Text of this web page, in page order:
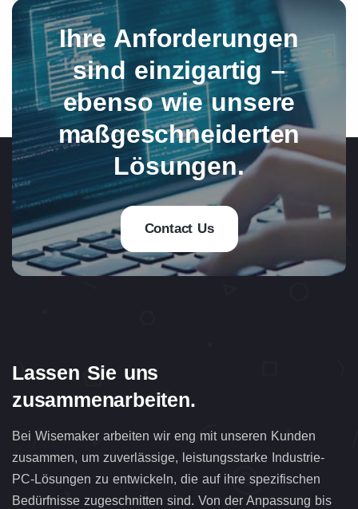
Ihre Anforderungen
sind einzigartig –
ebenso wie unsere
maßgeschneiderten
Lösungen.
Contact Us
Lassen Sie uns
zusammenarbeiten.
Bei Wisemaker arbeiten wir eng mit unseren Kunden
zusammen, um zuverlässige, leistungsstarke Industrie-
PC-Lösungen zu entwickeln, die auf ihre spezifischen
Bedürfnisse zugeschnitten sind. Von der Anpassung bis